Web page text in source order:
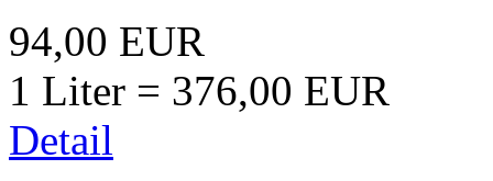
94,00 EUR
1 Liter = 376,00 EUR
Detail